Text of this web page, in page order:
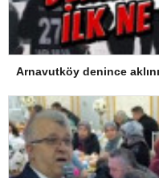
Arnavutköy denince